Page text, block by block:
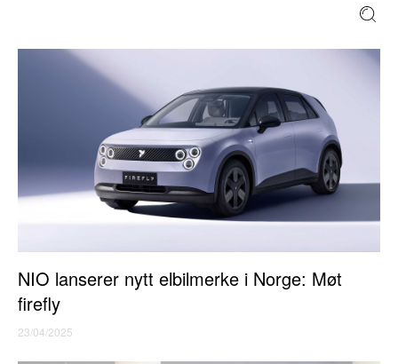
NIO lanserer nytt elbilmerke i Norge: Møt
firefly
23/04/2025